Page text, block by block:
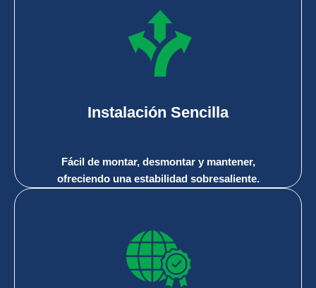
Instalación Sencilla
Fácil de montar, desmontar y mantener,
ofreciendo una estabilidad sobresaliente.